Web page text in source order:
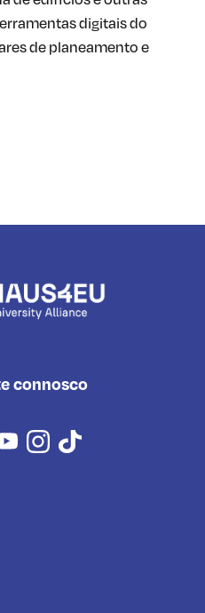
digitais do
de planeamento e
connosco